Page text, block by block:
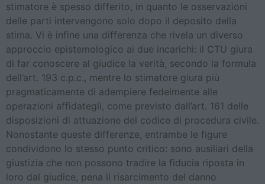
stimatore è spesso differito, in quanto le osservazioni
delle parti intervengono solo dopo il deposito della
stima. Vi è infine una differenza che rivela un diverso
approccio epistemologico ai due incarichi: il CTU giura
di far conoscere al giudice la verità, secondo la formula
dell’art. 193 c.p.c., mentre lo stimatore giura più
pragmaticamente di adempiere fedelmente alle
operazioni affidategli, come previsto dall’art. 161 delle
disposizioni di attuazione del codice di procedura civile.
Nonostante queste differenze, entrambe le figure
condividono lo stesso punto critico: sono ausiliari della
giustizia che non possono tradire la fiducia riposta in
loro dal giudice, pena il risarcimento del danno